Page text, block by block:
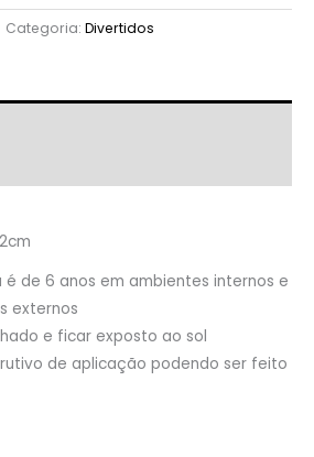
Categoria: Divertidos
é de 6 anos em ambientes internos e
externos
e ficar exposto ao sol
de aplicação podendo ser feito